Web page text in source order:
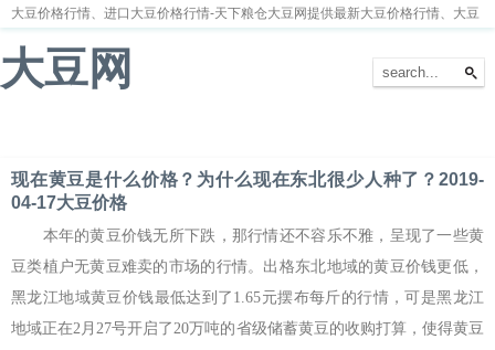
大豆价格行情、进口大豆价格行情-天下粮仓大豆网提供最新大豆价格行情、大豆
大豆网
现在黄豆是什么价格？为什么现在东北很少人种了？2019-
04-17大豆价格
本年的黄豆价钱无所下跌，那行情还不容乐不雅，呈现了一些黄
豆类植户无黄豆难卖的市场的行情。出格东北地域的黄豆价钱更低，
黑龙江地域黄豆价钱最低达到了1.65元摆布每斤的行情，可是黑龙江
地域正在2月27号开启了20万吨的省级储蓄黄豆的收购打算，使得黄豆